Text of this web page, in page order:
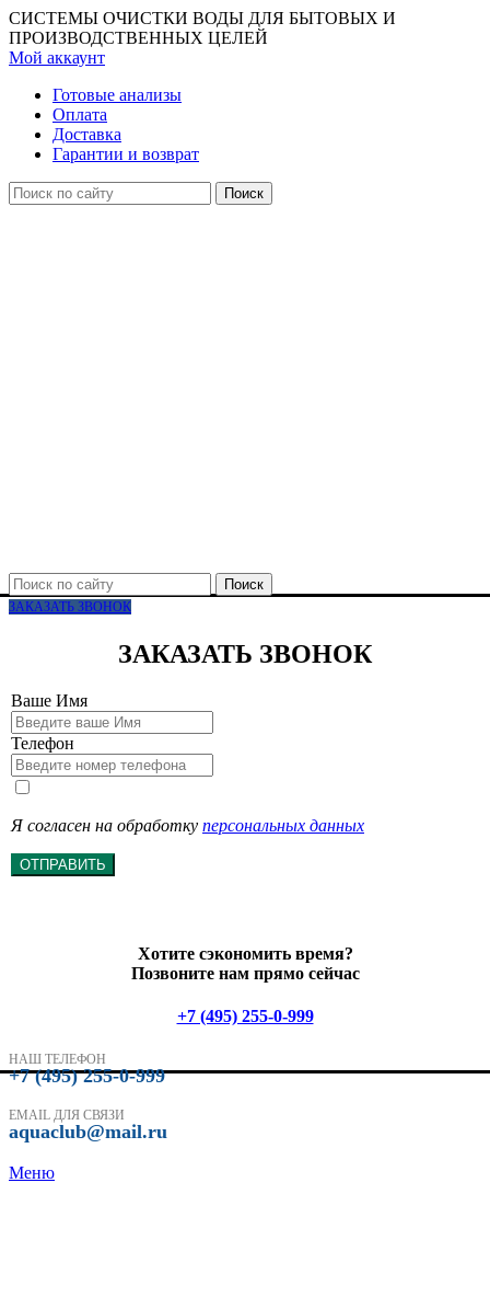
СИСТЕМЫ ОЧИСТКИ ВОДЫ ДЛЯ БЫТОВЫХ И
ПРОИЗВОДСТВЕННЫХ ЦЕЛЕЙ
Мой аккаунт
Готовые анализы
Оплата
Доставка
Гарантии и возврат
Поиск
Поиск
ЗАКАЗАТЬ ЗВОНОК
ЗАКАЗАТЬ ЗВОНОК
Ваше Имя
Телефон
Я согласен на обработку персональных данных
ОТПРАВИТЬ
Хотите сэкономить время?
Позвоните нам прямо сейчас
+7 (495) 255-0-999
НАШ ТЕЛЕФОН
+7 (495) 255-0-999
EMAIL ДЛЯ СВЯЗИ
aquaclub@mail.ru
Меню